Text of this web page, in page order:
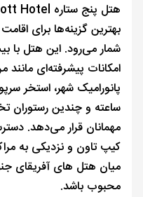
بهترین گزینه‌ها برای
امکانات پیشرفته‌ای مانند
ساعته و چندین رستوران
مهمانان قرار می‌دهد.
کیپ تاون و نزدیکی به
میان هتل های آفریقای
محبوب باشد.